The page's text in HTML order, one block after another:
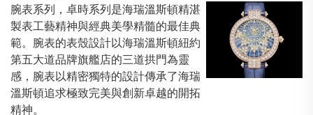
腕表系列，卓時系列是海瑞溫斯頓精湛
製表工藝精神與經典美學精髓的最佳典
範。腕表的表殼設計以海瑞溫斯頓紐約
第五大道品牌旗艦店的三道拱門為靈
感，腕表以精密獨特的設計傳承了海瑞
溫斯頓追求極致完美與創新卓越的開拓
精神。